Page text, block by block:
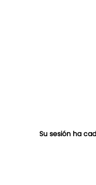
Su sesión ha